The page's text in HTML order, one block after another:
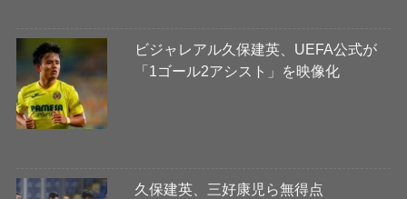
ビジャレアル久保建英、UEFA公式が
「1ゴール2アシスト」を映像化
久保建英、三好康児ら無得点